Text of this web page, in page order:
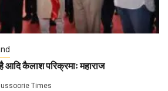
आदि कैलाश परिक्रमाः महाराज
Times